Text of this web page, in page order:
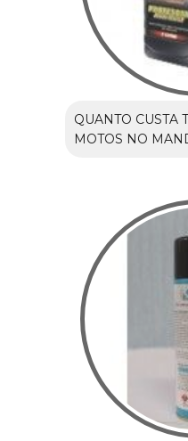
QUANTO CUSTA
MOTOS NO